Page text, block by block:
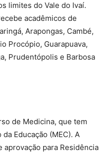
limites do Vale do Ivaí.
acadêmicos de
Arapongas, Cambé,
Procópio, Guarapuava,
Prudentópolis e Barbosa
de Medicina, que tem
Educação (MEC). A
aprovação para Residência